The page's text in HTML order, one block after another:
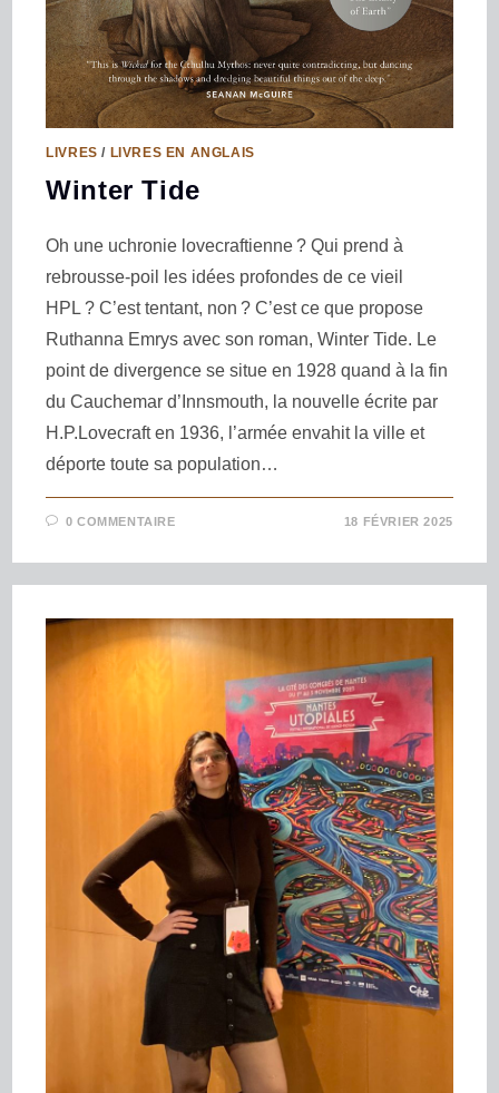
LIVRES / LIVRES EN ANGLAIS
Winter Tide
Oh une uchronie lovecraftienne ? Qui prend à
rebrousse-poil les idées profondes de ce vieil
HPL ? C’est tentant, non ? C’est ce que propose
Ruthanna Emrys avec son roman, Winter Tide. Le
point de divergence se situe en 1928 quand à la fin
du Cauchemar d’Innsmouth, la nouvelle écrite par
H.P.Lovecraft en 1936, l’armée envahit la ville et
déporte toute sa population…
0 COMMENTAIRE 18 FÉVRIER 2025